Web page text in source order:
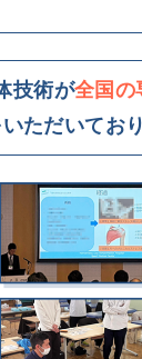
技術が全国の
ただいてお